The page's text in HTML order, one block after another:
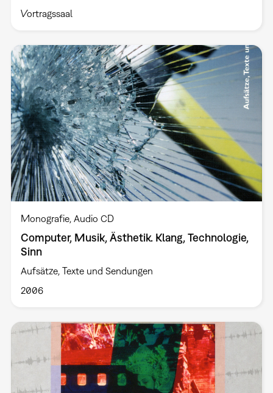
Vortragssaal
Monografie Audio CD
Computer, Musik, Ästhetik. Klang, Technologie,
Sinn
Aufsätze, Texte und Sendungen
2006